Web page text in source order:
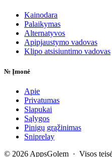
Kainodara
Palaikymas
Alternatyvos
Apipjaustymo vadovas
Klipo atsisiuntimo vadovas
№ Įmonė
Apie
Privatumas
Slapukai
Sąlygos
Pinigų grąžinimas
Sniprelay
© 2026 AppsGolem · Visos